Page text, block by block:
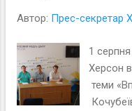
Автор: Прес-секретар
1
Херсон
теми